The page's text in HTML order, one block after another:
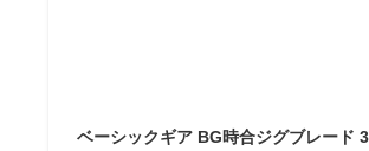
ベーシックギア BG時合ジグブレード